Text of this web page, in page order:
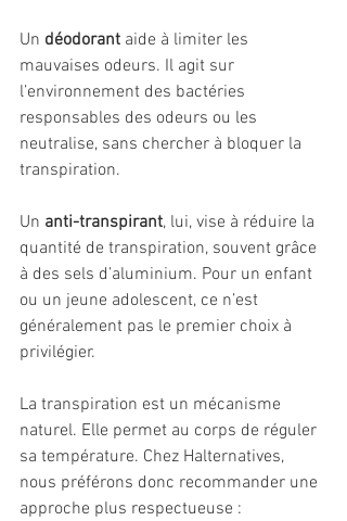
Un déodorant aide à limiter les
mauvaises odeurs. Il agit sur
l’environnement des bactéries
responsables des odeurs ou les
neutralise, sans chercher à bloquer la
transpiration.
Un anti-transpirant, lui, vise à réduire la
quantité de transpiration, souvent grâce
à des sels d’aluminium. Pour un enfant
ou un jeune adolescent, ce n’est
généralement pas le premier choix à
privilégier.
La transpiration est un mécanisme
naturel. Elle permet au corps de réguler
sa température. Chez Halternatives,
nous préférons donc recommander une
approche plus respectueuse :